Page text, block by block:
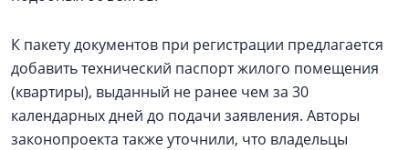
К пакету документов при регистрации предлагается
добавить технический паспорт жилого помещения
(квартиры), выданный не ранее чем за 30
календарных дней до подачи заявления. Авторы
законопроекта также уточнили, что владельцы